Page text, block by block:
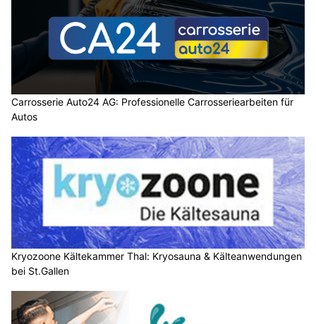
Carrosserie Auto24 AG: Professionelle Carrosseriearbeiten für
Autos
Kryozoone Kältekammer Thal: Kryosauna & Kälteanwendungen
bei St.Gallen